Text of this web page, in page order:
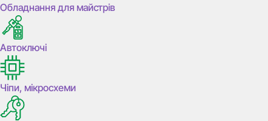
Обладнання для майстрів
Автоключі
Чіпи, мікросхеми